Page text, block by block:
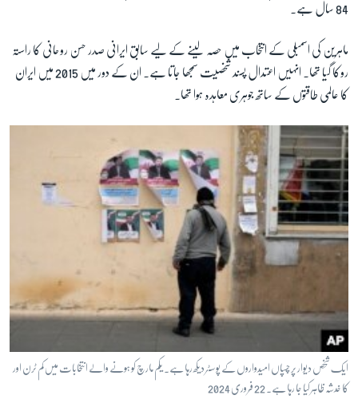
84 سال ہے۔
ماہرین کی اسمبلی کے انتخاب میں حصہ لینے کے لیے سابق ایرانی صدر حسن روحانی کا راستہ
روکا گیا تھا۔ انہیں اعتدال پسند شخصیت سمجھا جاتا ہے۔ ان کے دور میں 2015 میں ایران
کا عالمی طاقتوں کے ساتھ جوہری معاہدہ ہوا تھا۔
ایک شخص دیوار پر چسپاں امیدواروں کے پوسٹر دیکھ رہا ہے۔ یکم مارچ کو ہونے والے انتخابات میں کم ٹرن اور
کا خدشہ ظاہر کیا جا رہا ہے۔ 22 فروری 2024